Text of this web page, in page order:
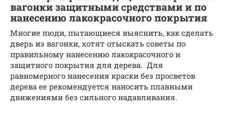
вагонки защитными средствами и по
нанесению лакокрасочного покрытия
Многие люди, пытающиеся выяснить, как сделать
дверь из вагонки, хотят отыскать советы по
правильному нанесению лакокрасочного и
защитного покрытия для дерева. Для
равномерного нанесения краски без просветов
дерева ее рекомендуется наносить плавными
движениями без сильного надавливания.